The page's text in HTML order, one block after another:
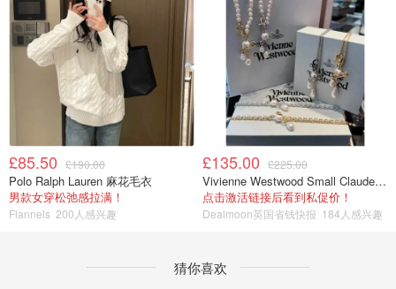
£85.50 £190.00
Polo Ralph Lauren 麻花毛衣
男款女穿松弛感拉满！
Flannels 200人感兴趣
£135.00 £225.00
Vivienne Westwood Small Claude 珍珠项链
点击激活链接后看到私促价！
Dealmoon英国省钱快报 184人感兴趣
猜你喜欢